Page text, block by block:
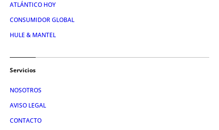
ATLÁNTICO HOY
CONSUMIDOR GLOBAL
HULE & MANTEL
Servicios
NOSOTROS
AVISO LEGAL
CONTACTO